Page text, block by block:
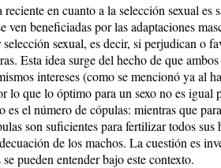
en cuanto a la selección sexual es
ven beneficiadas por las adaptaciones
sexual, es decir, si perjudican o
Esta idea surge del hecho de que ambos
intereses (como se mencionó ya al
lo que lo óptimo para un sexo no es igual
es el número de cópulas: mientras que
son suficientes para fertilizar todos sus
de los machos. La cuestión es
pueden entender bajo este contexto.